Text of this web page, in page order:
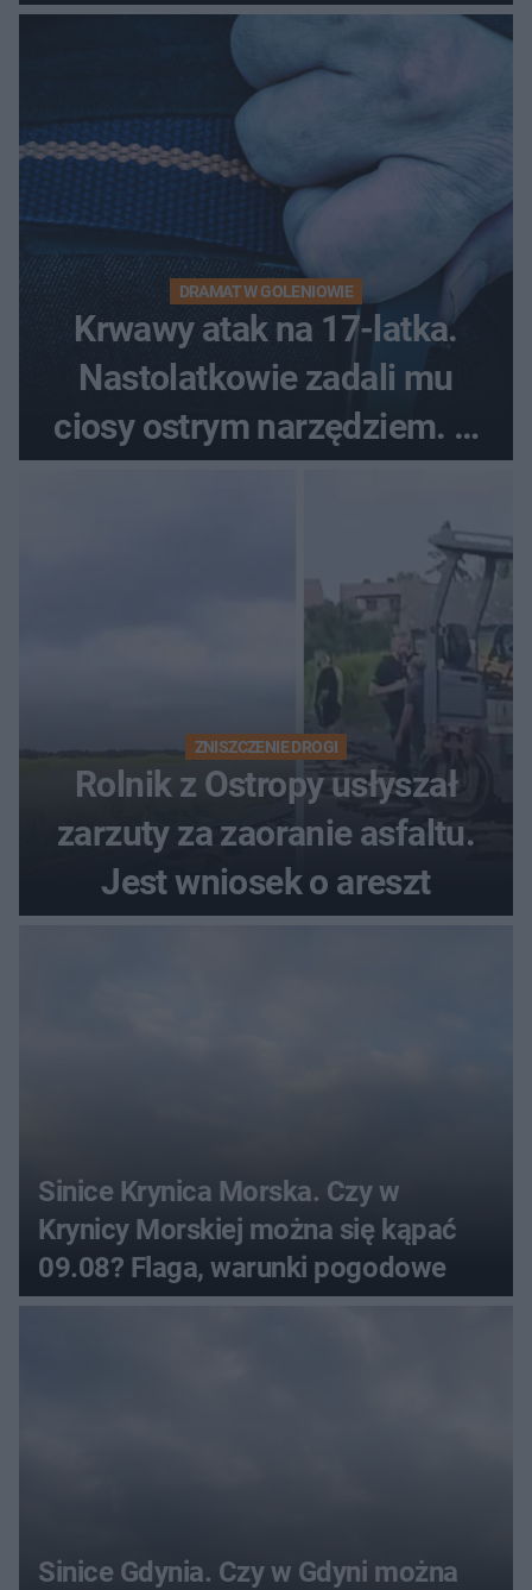
pytali, czy to Mad Max!
DRAMAT W GOLENIOWIE
Krwawy atak na 17-latka.
Nastolatkowie zadali mu
ciosy ostrym narzędziem. O
ich losach zdecyduje sąd
ZNISZCZENIE DROGI
Rolnik z Ostropy usłyszał
zarzuty za zaoranie asfaltu.
Jest wniosek o areszt
Sinice Krynica Morska. Czy w
Krynicy Morskiej można się kąpać
09.08? Flaga, warunki pogodowe
Sinice Gdynia. Czy w Gdyni można